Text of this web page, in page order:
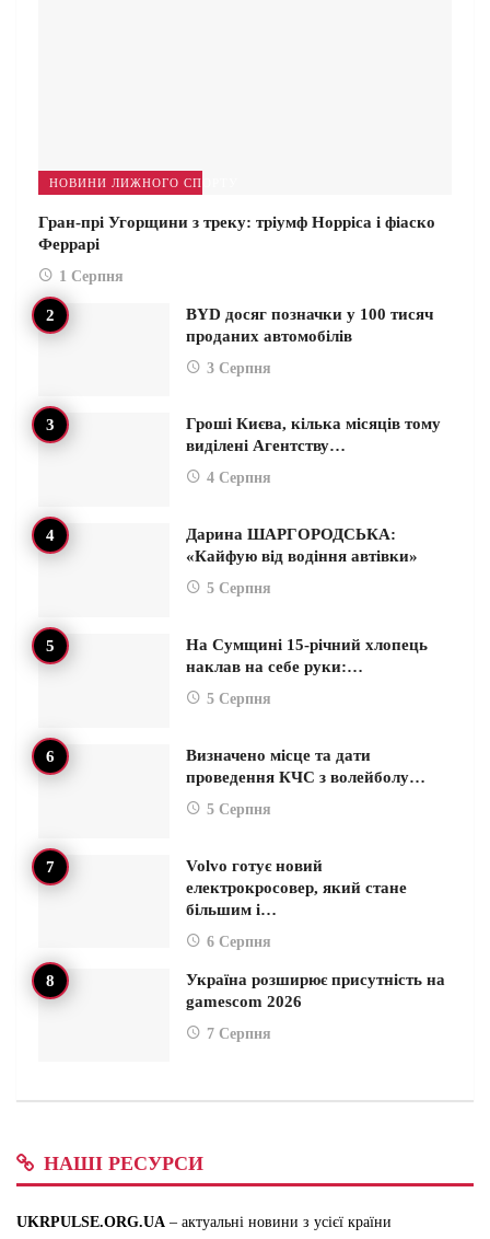
НОВИНИ ЛИЖНОГО СПОРТУ
Гран-прі Угорщини з треку: тріумф Норріса і фіаско
Феррарі
1 Серпня
BYD досяг позначки у 100 тисяч
проданих автомобілів
3 Серпня
Гроші Києва, кілька місяців тому
виділені Агентству…
4 Серпня
Дарина ШАРГОРОДСЬКА:
«Кайфую від водіння автівки»
5 Серпня
На Сумщині 15-річний хлопець
наклав на себе руки:…
5 Серпня
Визначено місце та дати
проведення КЧС з волейболу…
5 Серпня
Volvo готує новий
електрокросовер, який стане
більшим і…
6 Серпня
Україна розширює присутність на
gamescom 2026
7 Серпня
НАШІ РЕСУРСИ
UKRPULSE.ORG.UA – актуальні новини з усієї країни